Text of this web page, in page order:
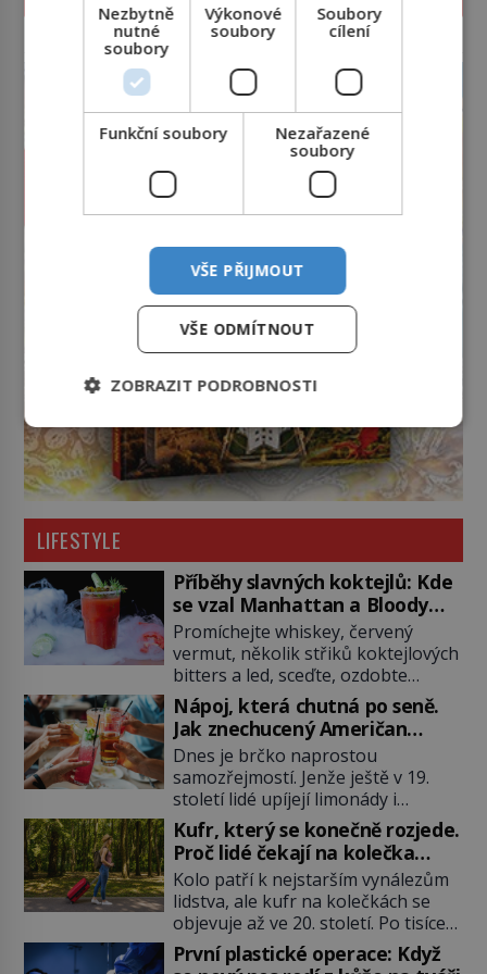
reklama
LIFESTYLE
Příběhy slavných koktejlů: Kde
se vzal Manhattan a Bloody
Mary?
Promíchejte whiskey, červený
vermut, několik střiků koktejlových
bitters a led, sceďte, ozdobte
koktejlovou třešinkou a tadá…
Manhattan je tu! A pokud to má být
skutečně on, dejte si pozor, ať
místo klasické americké rye
whiskey či klidně bourbonu
nepoužijete skotskou whisku. Co
se stane? Inu, koktejl bude stále
skvělý, ale už to nebude
Manhattan ale […]
Nápoj, která chutná po seně.
Jak znechucený Američan
vymyslel brčko
Dnes je brčko naprostou
samozřejmostí. Jenže ještě v 19.
století lidé upíjejí limonády i
koktejly dutými stébly žita nebo
žitné slámy. Fungují sice dobře,
mají ale jednu nepříjemnou
vlastnost po chvíli se rozmáčejí a
nápoji dodávají travnatou příchuť.
Právě tahle drobná nepříjemnost
přivede amerického výrobce
Kufr, který se konečně rozjede.
Proč lidé čekají na kolečka
téměř pět tisíc let?
Kolo patří k nejstarším vynálezům
lidstva, ale kufr na kolečkách se
objevuje až ve 20. století. Po tisíce
let lidé vláčejí těžká zavazadla v
rukou, na zádech nebo je nakládají
První plastické operace: Když
Nezbytně
nutné
soubory
Výkonové
soubory
Soubory
cílení
Funkční soubory
Nezařazené
soubory
VŠE PŘIJMOUT
VŠE ODMÍTNOUT
ZOBRAZIT PODROBNOSTI